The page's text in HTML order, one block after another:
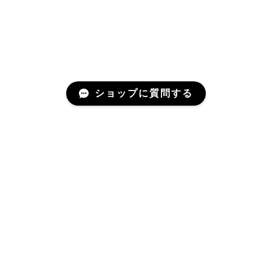
ショップに質問する